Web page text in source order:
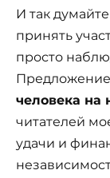
И так
принять
просто
человека на
читателей
удачи и